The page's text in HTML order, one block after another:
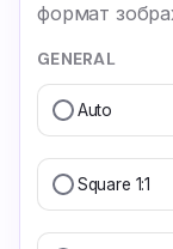
формат
GENERAL
Auto
Square 1:1